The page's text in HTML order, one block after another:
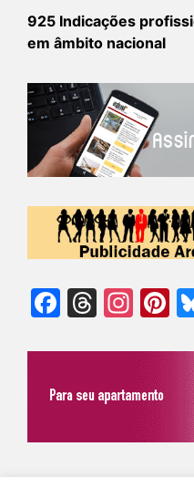
925 Indicações
em âmbito nacional